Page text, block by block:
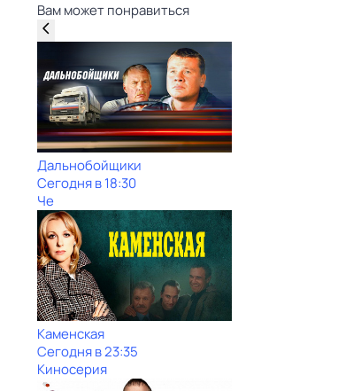
Вам может понравиться
Дальнобойщики
Сегодня в 18:30
Че
Каменская
Сегодня в 23:35
Киносерия